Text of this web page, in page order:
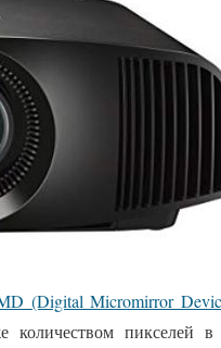
(Digital Micromirror
пикселей в